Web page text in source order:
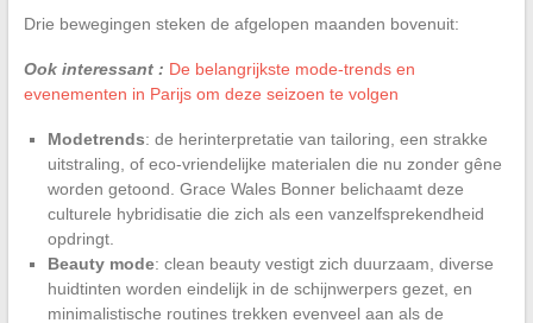
Drie bewegingen steken de afgelopen maanden bovenuit:
Ook interessant : De belangrijkste mode-trends en
evenementen in Parijs om deze seizoen te volgen
Modetrends: de herinterpretatie van tailoring, een strakke
uitstraling, of eco-vriendelijke materialen die nu zonder gêne
worden getoond. Grace Wales Bonner belichaamt deze
culturele hybridisatie die zich als een vanzelfsprekendheid
opdringt.
Beauty mode: clean beauty vestigt zich duurzaam, diverse
huidtinten worden eindelijk in de schijnwerpers gezet, en
minimalistische routines trekken evenveel aan als de